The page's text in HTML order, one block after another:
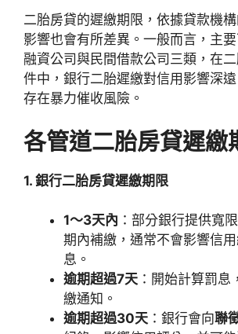
二胎房貸的遲繳期限，依據貸款機構
影響也會有所差異。一般而言，主要
融資公司與民間借款公司三類， 在
件中，銀行二胎遲繳對信用影響深遠
存在暴力催收風險。
各管道二胎房貸遲繳
1. 銀行二胎房貸遲繳期限
1～3天內 ：部分銀行提供寬
期內補繳，通常不會影響信
息。
逾期超過7天 ：開始計算罰息
繳通知。
逾期超過30天 ：銀行會向聯